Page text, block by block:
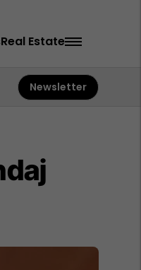
Real Estate
Newsletter